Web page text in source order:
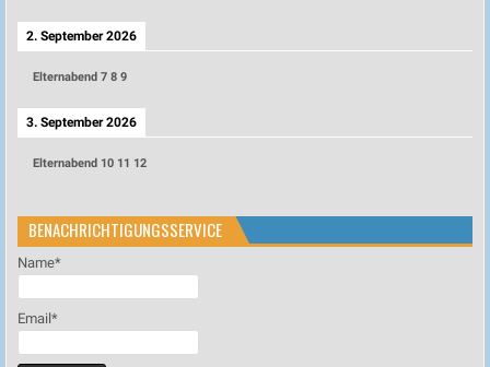
2. September 2026
Elternabend 7 8 9
3. September 2026
Elternabend 10 11 12
BENACHRICHTIGUNGSSERVICE
Name*
Email*